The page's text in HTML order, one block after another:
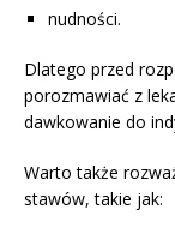
nudności.
Dlatego przed
porozmawiać z
dawkowanie do
Warto także
stawów, takie jak: